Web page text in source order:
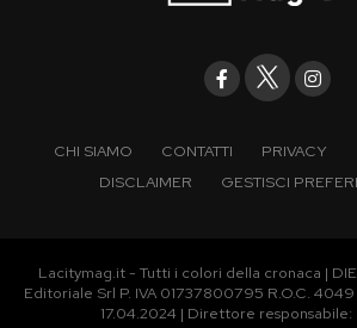
CHI SIAMO CONTATTI PRIVACY
DISCLAIMER
GESTISCI
Lacitymag.it - Tutti i colori della cronaca |
Editoriale Srl P. IVA 01737800795 R.O.C. 4049
17.04.2024 | Direttore responsabile: